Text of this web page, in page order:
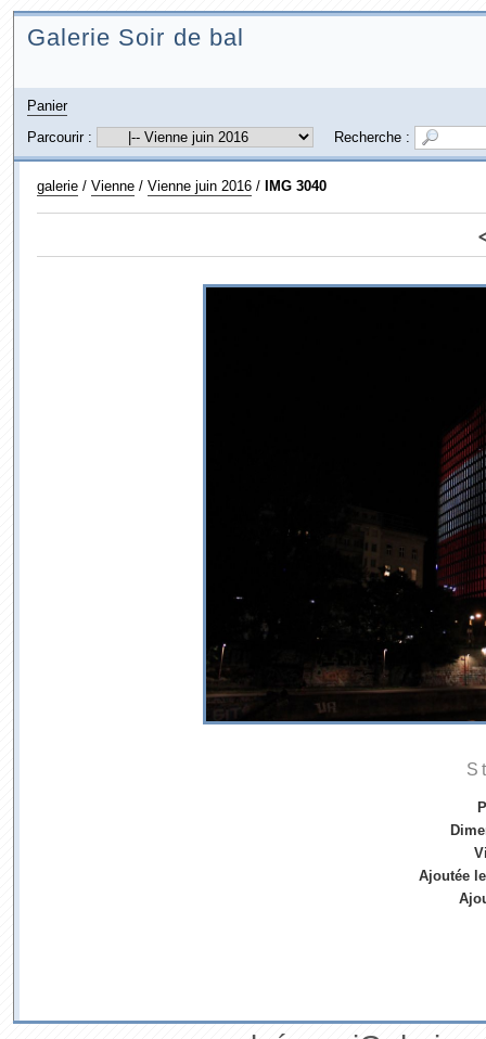
Galerie Soir de bal
Panier
Parcourir :
Recherche :
galerie/ Vienne/ Vienne juin 2016/ IMG 3040
Ajoutée le